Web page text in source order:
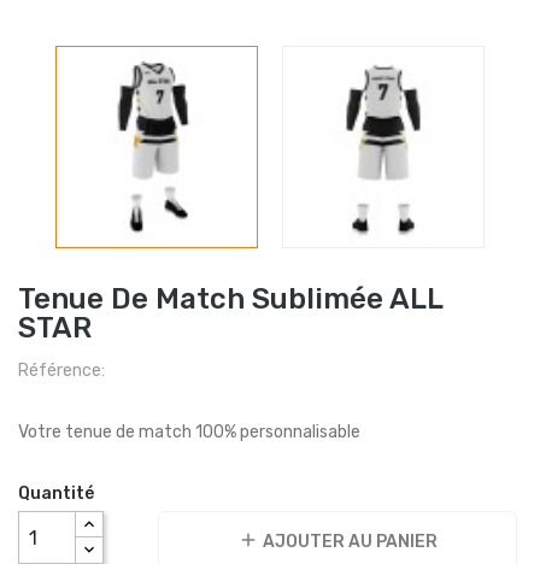
Tenue De Match Sublimée ALL
STAR
Référence:
Votre tenue de match 100% personnalisable
Quantité
add AJOUTER AU PANIER